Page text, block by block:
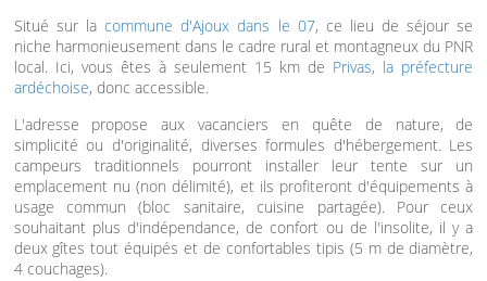
Situé sur lacommune d'Ajoux dans le 07, ce lieu de séjour se
niche harmonieusement dans le cadre rural et montagneux du PNR
local. Ici, vous êtes à seulement 15 km de Privas, la préfecture
ardéchoise, donc accessible.
L'adresse propose aux vacanciers en quête de nature, de
simplicité ou d'originalité, diverses formules d'hébergement. Les
campeurs traditionnels pourront installer leur tente sur un
emplacement nu (non délimité), et ils profiteront d'équipements à
usage commun (bloc sanitaire, cuisine partagée). Pour ceux
souhaitant plus d'indépendance, de confort ou de l'insolite, il y a
deux gîtes tout équipés et de confortables tipis (5 m de diamètre,
4 couchages).